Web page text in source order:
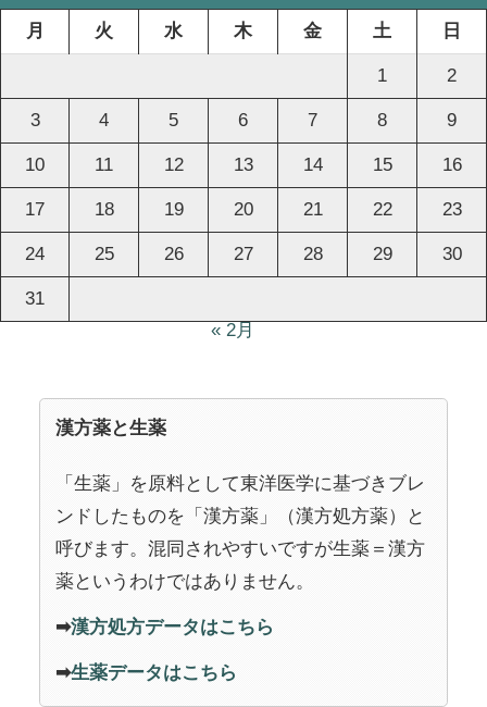
月 火 水 木 金 土 日
1 2
3 4 5 6 7 8 9
10 11 12 13 14 15 16
17 18 19 20 21 22 23
24 25 26 27 28 29 30
31
« 2月
漢方薬と生薬
「生薬」を原料として東洋医学に基づきブレ
ンドしたものを「漢方薬」（漢方処方薬）と
呼びます。混同されやすいですが生薬＝漢方
薬というわけではありません。
➡漢方処方データはこちら
➡生薬データはこちら